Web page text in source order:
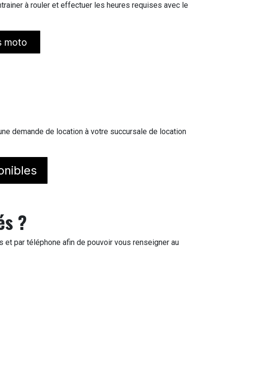
à rouler et effectuer les heures requises avec le
moto
demande de location à votre succursale de location
?
par téléphone afin de pouvoir vous renseigner au